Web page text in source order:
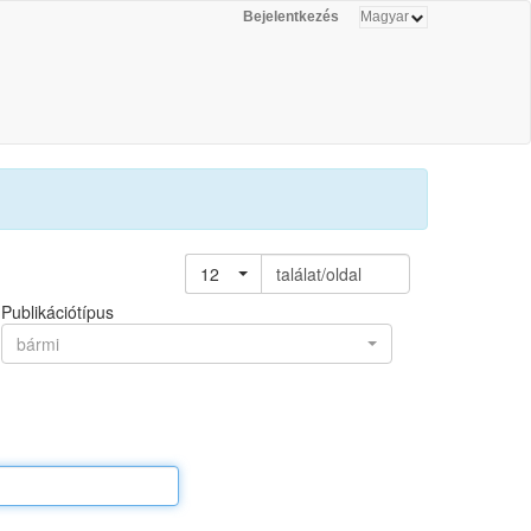
Bejelentkezés
12
találat/oldal
Publikációtípus
bármi